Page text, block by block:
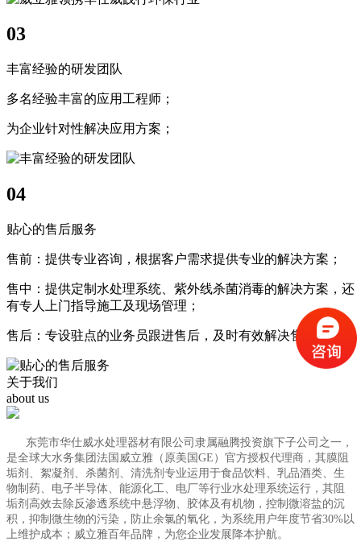
03
丰富经验的研发团队
多名经验丰富的应用工程师；
为企业针对性解决应用方案；
04
贴心的售后服务
售前：提供专业咨询，根据客户需求提供专业的解决方案；
售中：提供定制水处理系统、紫外线杀菌消毒的解决方案，还
有专人上门指导施工及现场管理；
售后：专设驻点的业务员跟进售后，及时有效解决售后问题；
关于我们
about us
东莞市华仕威水处理器材有限公司隶属融腾投资旗下子公司之一，
是全球大水务集团法国威立雅（原美国GE）官方授权代理商，其膜阻
垢剂、絮凝剂、杀菌剂、清洗剂专业运用于食品饮料、乳品酒类、生
物制药、电子半导体、能源化工、电厂等行业水处理系统运行，其阻
垢剂高效去除反渗透系统中悬浮物、胶体及有机物，控制微溶盐的沉
积，抑制微生物的污染，防止余氯的氧化，为系统用户年度节省30%以
上维护成本；威立雅百年品牌，为您企业发展降本护航。